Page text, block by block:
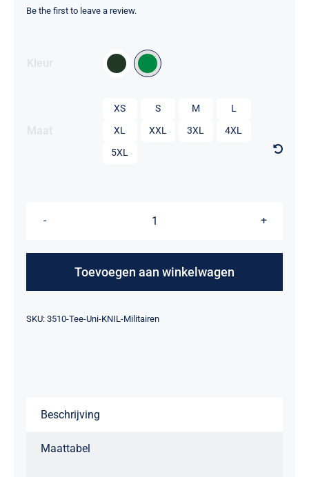
Be the first to leave a review.
XS S M
L
XL
XXL 3XL
4XL
5XL
T-
Uni
voor
Toevoegen aan winkelwagen
Alternative:
SKU: 3510-Tee-Uni-KNIL-Militairen
Beschrijving
Maattabel